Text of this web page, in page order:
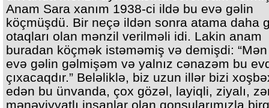
Anam Sara xanım 1938-ci ildə bu evə gəlin
köçmüşdü. Bir neçə ildən sonra atama daha
otaqları olan mənzil verilməli idi. Lakin anam
buradan köçmək istəməmiş və demişdi:
evə gəlin gəlmişəm və yalnız cənazəm bu
çıxacaqdır.” Beləliklə, biz uzun illər bizi
edən bu ünvanda, çox gözəl, layiqli, ziyalı,
mənəviyyatlı insanlar olan qonşularımızla